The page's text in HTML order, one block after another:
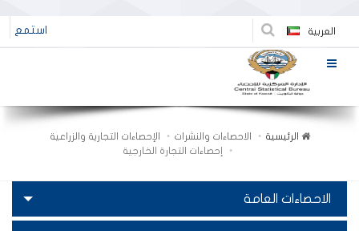
العربية استمع
الرئيسية الاحصاءات والنشرات
الإحصاءات التجارية والزراعية
إحصاءات التجارة الخارجية
الاحصاءات العامة